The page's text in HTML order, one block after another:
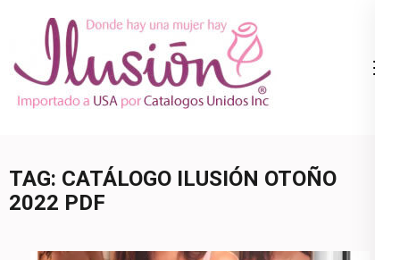
content
(Press
Ropa Interior
800.825.9452
TAG: CATÁLOGO ILUSIÓN OTOÑO
2022 PDF